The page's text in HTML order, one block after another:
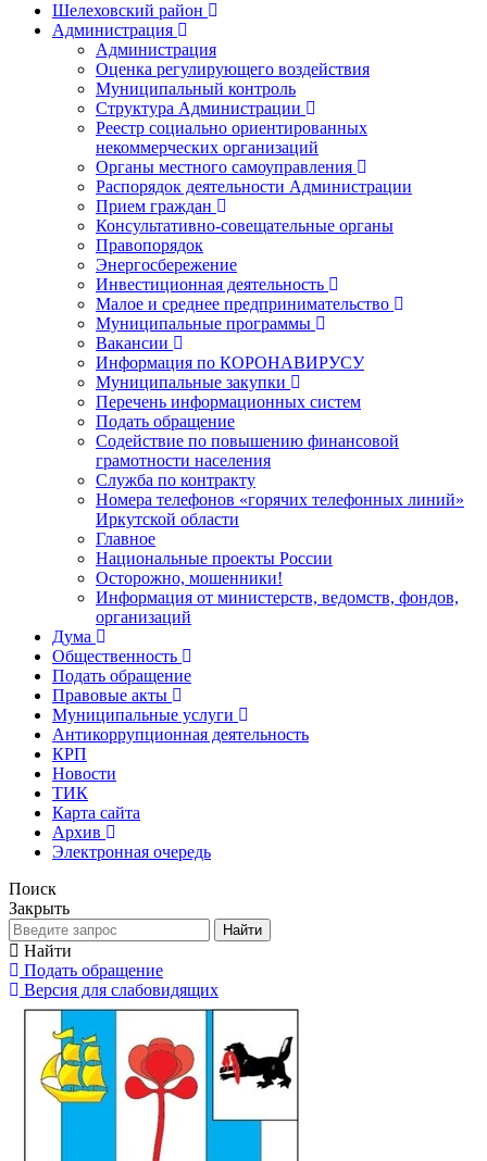
Шелеховский район
Администрация
Администрация
Оценка регулирующего воздействия
Муниципальный контроль
Структура Администрации
Реестр социально ориентированных
некоммерческих организаций
Органы местного самоуправления
Распорядок деятельности Администрации
Прием граждан
Консультативно-совещательные органы
Правопорядок
Энергосбережение
Инвестиционная деятельность
Малое и среднее предпринимательство
Муниципальные программы
Вакансии
Информация по КОРОНАВИРУСУ
Муниципальные закупки
Перечень информационных систем
Подать обращение
Содействие по повышению финансовой
грамотности населения
Служба по контракту
Номера телефонов «горячих телефонных линий»
Иркутской области
Главное
Национальные проекты России
Осторожно, мошенники!
Информация от министерств, ведомств, фондов,
организаций
Дума
Общественность
Подать обращение
Правовые акты
Муниципальные услуги
Антикоррупционная деятельность
КРП
Новости
ТИК
Карта сайта
Архив
Электронная очередь
Поиск
Закрыть
Найти
Найти
Подать обращение
Версия для слабовидящих